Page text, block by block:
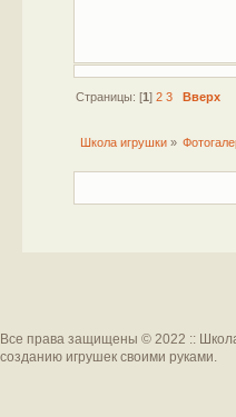
Страницы: [1 ] 2 3 Вверх
Школа игрушки»
Все права защищены © 2022 :: Школа
созданию игрушек своими руками.